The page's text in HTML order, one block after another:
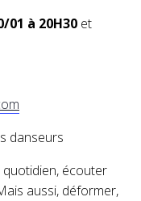
01 à 20H30 et
danseurs
quotidien, écouter
aussi, déformer,